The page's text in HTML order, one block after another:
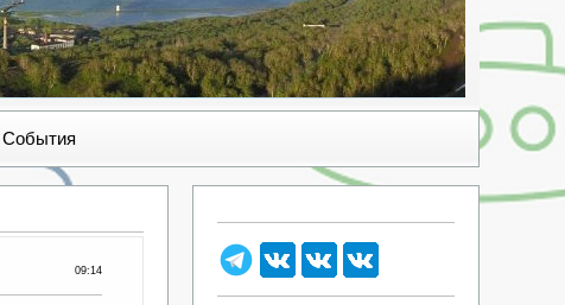
События
09:14